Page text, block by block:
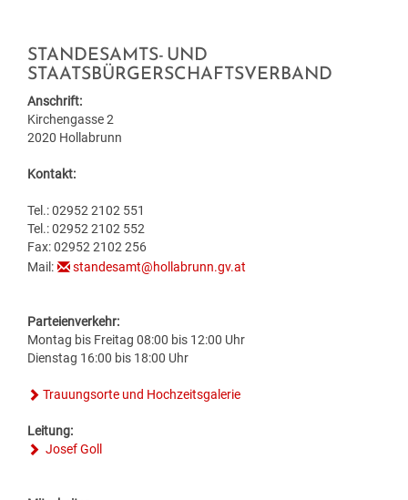
WETTER & WEBCAM
GEBURTEN
EUROPA
POLITIK
GEMEINDEPROFIL
STANDESAMT
BESTATTUNG
STADTWERKE
DOWNLOADS & FORMULARE
FAQ
VERANSTALTUNGSZENTREN
REGIONALE GASTRONOMIE
FREIZEIT & TOURISMUS
KINDERGÄRTEN & KLEINKINDBETREUUNG
SCHULEN & HOCHSCHULEN
ERWACHSENENBILDUNG
STADTARCHIV
BILDUNGSMESSE
KINDERUNI
BAUEN & WOHNEN
WOHNPROJEKTE
VERFÜGBARE GRUNDSTÜCKE
FAQ BAUEN & WOHNEN
FÖRDERUNGEN BAUEN & WOHNEN
ENERGIEBUCHHALTUNG
ANSPRECHPARTNER
GESUNDHEIT & SOZIALES
MEDIZINISCHE VERSORGUNG
VEREINE
FÖRDERUNGEN & FAIRNESSCARD
GESUNDE GEMEINDE
UMWELT & VERKEHR
MOBILITÄT & PARKEN
ENERGIE
STANDESAMTS- UND
STAATSBÜRGERSCHAFTSVERBAND
Anschrift:
Kirchengasse 2
2020 Hollabrunn
Kontakt:
Tel.: 02952 2102 551
Tel.: 02952 2102 552
Fax: 02952 2102 256
Mail:
standesamt@hollabrunn.gv.at
Parteienverkehr:
Montag bis Freitag 08:00 bis 12:00 Uhr
Dienstag 16:00 bis 18:00 Uhr
Trauungsorte und Hochzeitsgalerie
Leitung:
Josef Goll